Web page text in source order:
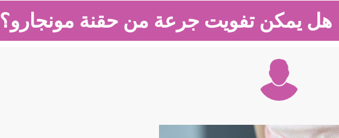
هل يمكن تفويت جرعة من حقنة مونجارو؟